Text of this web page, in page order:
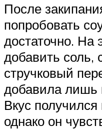
После
попробовать
достаточно. На
добавить соль,
стручковый
добавила лишь
Вкус
однако он